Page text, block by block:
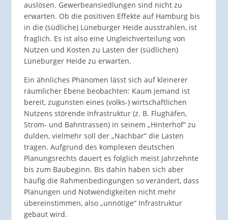
auslösen. Gewerbeansiedlungen sind nicht zu
erwarten. Ob die positiven Effekte auf Hamburg bis
in die (südliche) Lüneburger Heide ausstrahlen, ist
fraglich. Es ist also eine Ungleichverteilung von
Nutzen und Kosten zu Lasten der (südlichen)
Lüneburger Heide zu erwarten.
Ein ähnliches Phänomen lässt sich auf kleinerer
räumlicher Ebene beobachten: Kaum jemand ist
bereit, zugunsten eines (volks-) wirtschaftlichen
Nutzens störende Infrastruktur (z. B. Flughäfen,
Strom- und Bahntrassen) in seinem „Hinterhof“ zu
dulden, vielmehr soll der „Nachbar“ die Lasten
tragen. Aufgrund des komplexen deutschen
Planungsrechts dauert es folglich meist Jahrzehnte
bis zum Baubeginn. Bis dahin haben sich aber
häufig die Rahmenbedingungen so verändert, dass
Planungen und Notwendigkeiten nicht mehr
übereinstimmen, also „unnötige“ Infrastruktur
gebaut wird.